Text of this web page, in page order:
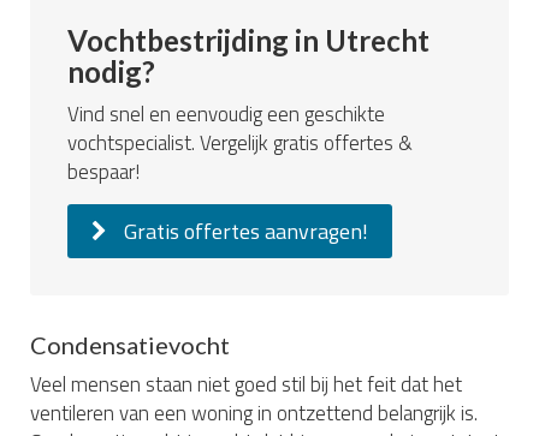
Vochtbestrijding in Utrecht
nodig?
Vind snel en eenvoudig een geschikte
vochtspecialist. Vergelijk gratis offertes &
bespaar!
Gratis offertes aanvragen!
Condensatievocht
Veel mensen staan niet goed stil bij het feit dat het
ventileren van een woning in ontzettend belangrijk is.